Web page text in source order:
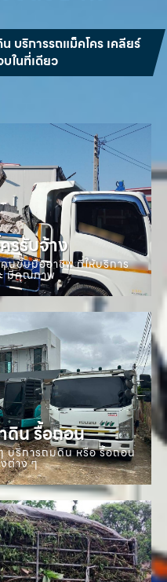
บริการรถแม็คโคร เคลียร์
ในที่เดียว
รรับจ้าง
นขับมืออาชีพ ที่ให้บริการ
มีคุณภาพ
ดิน รื้อถอน
บริการถมดิน หรือ รื้อถอน
ต่าง ๆ